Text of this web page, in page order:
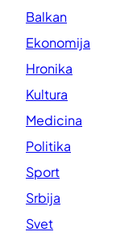
Balkan
Ekonomija
Hronika
Kultura
Medicina
Politika
Sport
Srbija
Svet